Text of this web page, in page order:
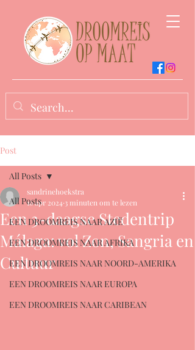
Post
All Posts
EEN DROOMREIS NAAR AZIË
EEN DROOMREIS NAAR AFRIKA
EEN DROOMREIS NAAR NOORD-AMERIKA
EEN DROOMREIS NAAR EUROPA
EEN DROOMREIS NAAR CARIBEAN
All Posts
Een 3-daagse Stedentrip
Málaga: vol Zon, Sangria en
Cultuur
sandrinehoekstra
16 apr 2024 3 minuten om te lezen